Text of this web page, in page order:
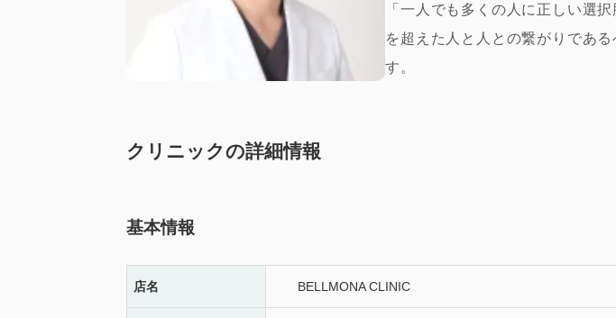
「一人でも多くの人に正しい選
を超えた人と人との繋がりであ
す。
クリニックの詳細情報
基本情報
店名 BELLMONA CLINIC